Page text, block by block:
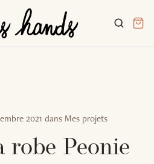
2021 dans Mes projets
robe Peonie